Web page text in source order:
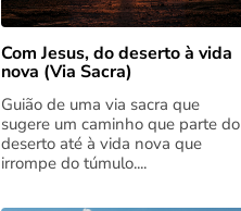
Com Jesus, do deserto à vida
nova (Via Sacra)
Guião de uma via sacra que
sugere um caminho que parte do
deserto até à vida nova que
irrompe do túmulo....